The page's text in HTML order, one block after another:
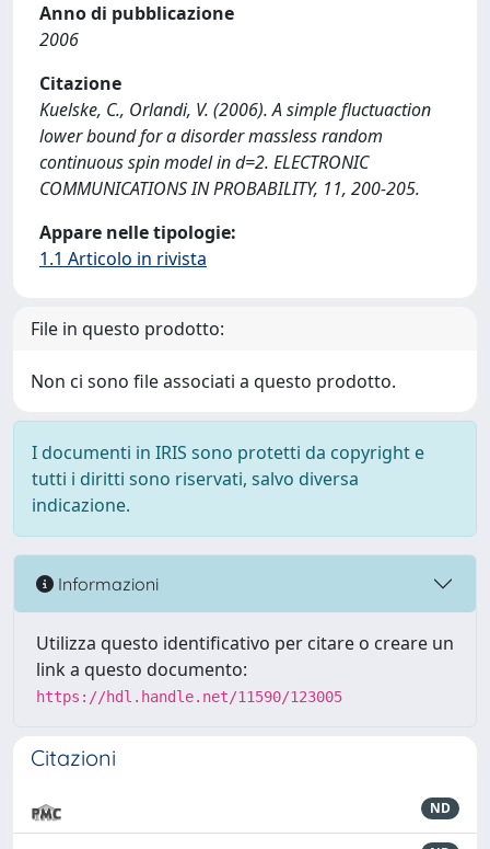
Anno di pubblicazione
2006
Citazione
Kuelske, C., Orlandi, V. (2006). A simple fluctuaction
lower bound for a disorder massless random
continuous spin model in d=2. ELECTRONIC
COMMUNICATIONS IN PROBABILITY, 11, 200-205.
Appare nelle tipologie:
1.1 Articolo in rivista
File in questo prodotto:
Non ci sono file associati a questo prodotto.
I documenti in IRIS sono protetti da copyright e
tutti i diritti sono riservati, salvo diversa
indicazione.
Informazioni
Utilizza questo identificativo per citare o creare un
link a questo documento:
https://hdl.handle.net/11590/123005
Citazioni
ND